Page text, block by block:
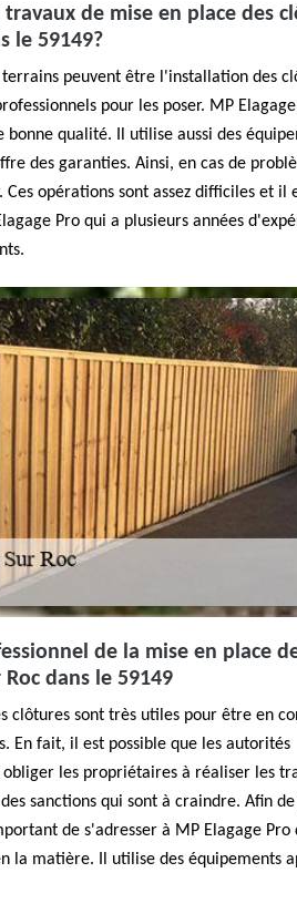
de mise en place des
le 59149?
peuvent être l'installation des
pour les poser. MP
qualité. Il utilise aussi des
des garanties. Ainsi, en cas de
opérations sont assez difficiles et il
Pro qui a plusieurs années
de la mise en place
dans le 59149
clôtures sont très utiles pour être en
En fait, il est possible que les autorités
les propriétaires à réaliser les
sanctions qui sont à craindre. Afin
de s'adresser à MP Elagage Pro
la matière. Il utilise des équipements